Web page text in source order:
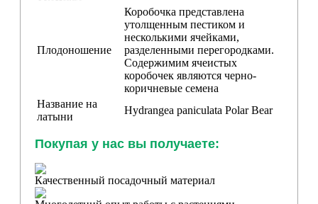
Плодоношение
Коробочка представлена
утолщенным пестиком и
несколькими ячейками,
разделенными перегородками.
Содержимим ячеистых
коробочек являются черно-
коричневые семена
Название на
латыни
Hydrangea paniculata Polar Bear
Покупая у нас вы получаете:
Качественный посадочный материал